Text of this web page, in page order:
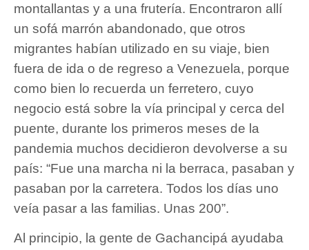
montallantas y a una frutería. Encontraron allí
un sofá marrón abandonado, que otros
migrantes habían utilizado en su viaje, bien
fuera de ida o de regreso a Venezuela, porque
como bien lo recuerda un ferretero, cuyo
negocio está sobre la vía principal y cerca del
puente, durante los primeros meses de la
pandemia muchos decidieron devolverse a su
país: “Fue una marcha ni la berraca, pasaban y
pasaban por la carretera. Todos los días uno
veía pasar a las familias. Unas 200”.
Al principio, la gente de Gachancipá ayudaba